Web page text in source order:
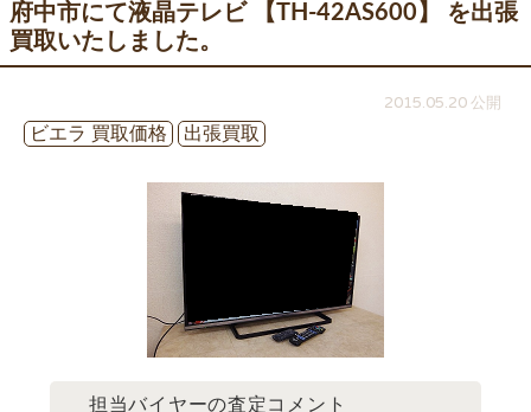
府中市にて液晶テレビ 【TH-42AS600】 を出張
買取いたしました。
2015.05.20 公開
ビエラ 買取価格
出張買取
担当バイヤーの査定コメント